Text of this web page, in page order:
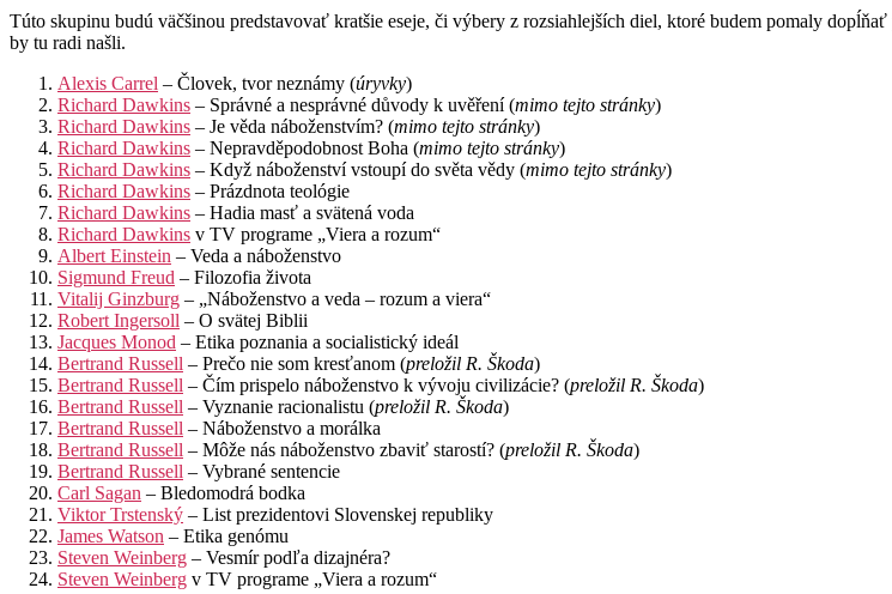
Túto skupinu budú väčšinou predstavovať kratšie eseje, či výbery z rozsiahlejších diel, ktoré budem pomaly
by tu radi našli.
Alexis Carrel – Človek, tvor neznámy (úryvky)
Richard Dawkins – Správné a nesprávné důvody k uvěření (mimo tejto stránky)
Richard Dawkins – Je věda náboženstvím? (mimo tejto stránky)
Richard Dawkins – Nepravděpodobnost Boha (mimo tejto stránky)
Richard Dawkins – Když náboženství vstoupí do světa vědy (mimo tejto stránky)
Richard Dawkins – Prázdnota teológie
Richard Dawkins – Hadia masť a svätená voda
Richard Dawkins v TV programe „Viera a rozum“
Albert Einstein – Veda a náboženstvo
Sigmund Freud – Filozofia života
Vitalij Ginzburg – „Náboženstvo a veda – rozum a viera“
Robert Ingersoll – O svätej Biblii
Jacques Monod – Etika poznania a socialistický ideál
Bertrand Russell – Prečo nie som kresťanom (preložil R. Škoda)
Bertrand Russell – Čím prispelo náboženstvo k vývoju civilizácie? (preložil R. Škoda)
Bertrand Russell – Vyznanie racionalistu (preložil R. Škoda)
Bertrand Russell – Náboženstvo a morálka
Bertrand Russell – Môže nás náboženstvo zbaviť starostí? (preložil R. Škoda)
Bertrand Russell – Vybrané sentencie
Carl Sagan – Bledomodrá bodka
Viktor Trstenský – List prezidentovi Slovenskej republiky
James Watson – Etika genómu
Steven Weinberg – Vesmír podľa dizajnéra?
Steven Weinberg v TV programe „Viera a rozum“